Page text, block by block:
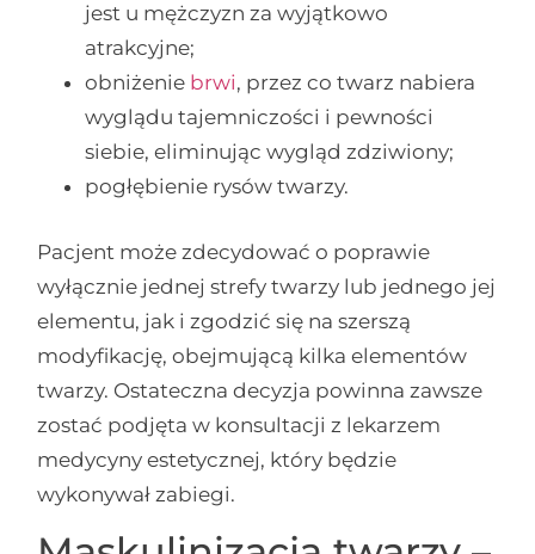
jest u mężczyzn za wyjątkowo
atrakcyjne;
obniżenie brwi, przez co twarz nabiera
wyglądu tajemniczości i pewności
siebie, eliminując wygląd zdziwiony;
pogłębienie rysów twarzy.
Pacjent może zdecydować o poprawie
wyłącznie jednej strefy twarzy lub jednego jej
elementu, jak i zgodzić się na szerszą
modyfikację, obejmującą kilka elementów
twarzy. Ostateczna decyzja powinna zawsze
zostać podjęta w konsultacji z lekarzem
medycyny estetycznej, który będzie
wykonywał zabiegi.